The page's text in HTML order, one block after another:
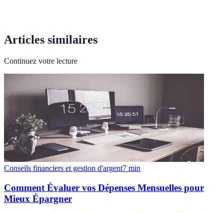
Articles similaires
Continuez votre lecture
Conseils financiers et gestion d'argent7 min
Comment Évaluer vos Dépenses Mensuelles pour
Mieux Épargner